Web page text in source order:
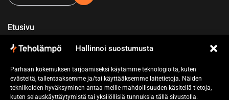
Hallinnoi suostumusta
Parhaan kokemuksen tarjoamiseksi käytämme teknologioita, kuten
evästeitä, tallentaaksemme ja/tai käyttääksemme laitetietoja. Näiden
tekniikoiden hyväksyminen antaa meille mahdollisuuden käsitellä tietoja,
kuten selauskäyttäytymistä tai yksilöllisiä tunnuksia tällä sivustolla.
Etusivu
Yritys
Referenssit
Pyydä tarjous